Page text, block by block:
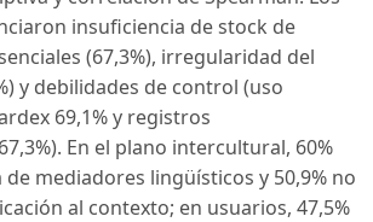
insuficiencia de stock de
(67,3%), irregularidad del
y debilidades de control (uso
69,1% y registros
En el plano intercultural, 60%
mediadores lingüísticos y 50,9% no
al contexto; en usuarios, 47,5%